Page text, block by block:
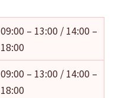
09:00 – 13:00 / 14:00 –
18:00
09:00 – 13:00 / 14:00 –
18:00